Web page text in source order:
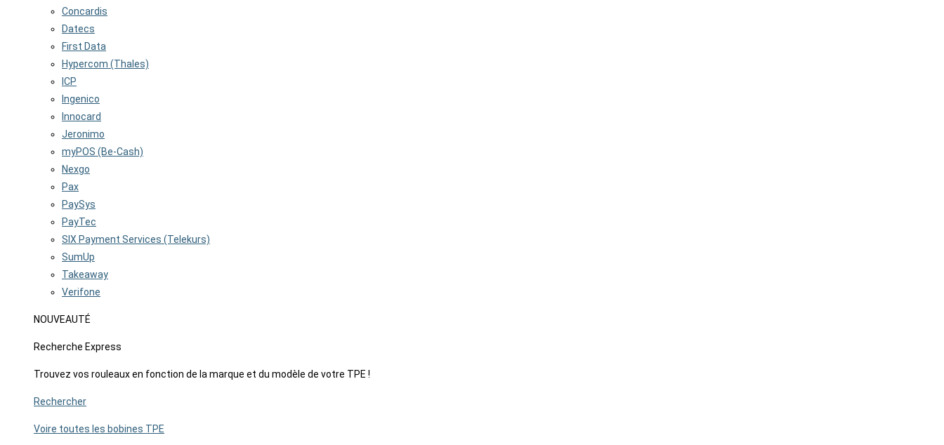
Concardis
Datecs
First Data
Hypercom (Thales)
ICP
Ingenico
Innocard
Jeronimo
myPOS (Be-Cash)
Nexgo
Pax
PaySys
PayTec
SIX Payment Services (Telekurs)
SumUp
Takeaway
Verifone
NOUVEAUTÉ
Recherche Express
Trouvez vos rouleaux en fonction de la marque et du modèle de votre TPE !
Rechercher
Voire toutes les bobines TPE